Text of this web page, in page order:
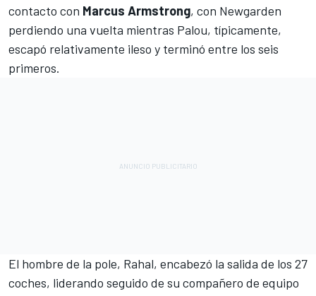
contacto con Marcus Armstrong, con Newgarden
perdiendo una vuelta mientras Palou, típicamente,
escapó relativamente ileso y terminó entre los seis
primeros.
El hombre de la pole, Rahal, encabezó la salida de los 27
coches, liderando seguido de su compañero de equipo